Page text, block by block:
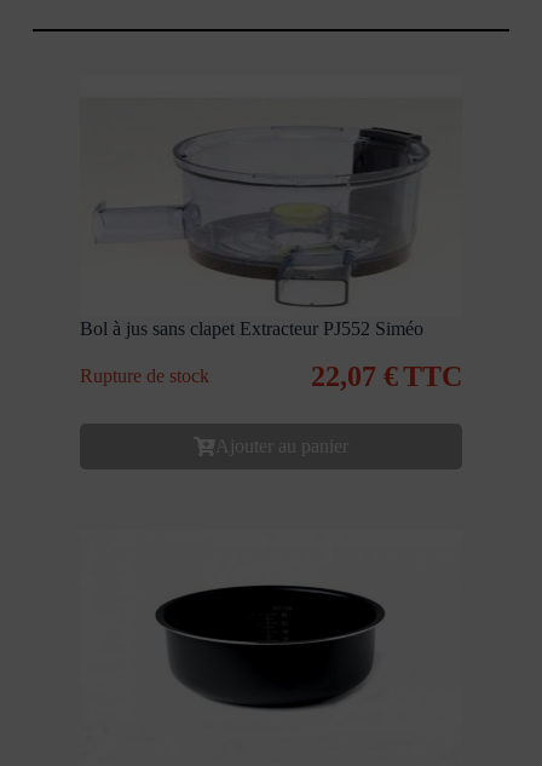
Bol à jus sans clapet Extracteur PJ552 Siméo
Rupture de stock 22,07 €TTC
Ajouter au panier